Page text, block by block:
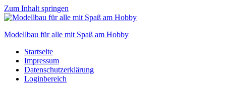
Zum Inhalt springen
Modellbau für alle mit Spaß am Hobby
Scale
modelling
Startseite
Impressum
Datenschutzerklärung
Loginbereich